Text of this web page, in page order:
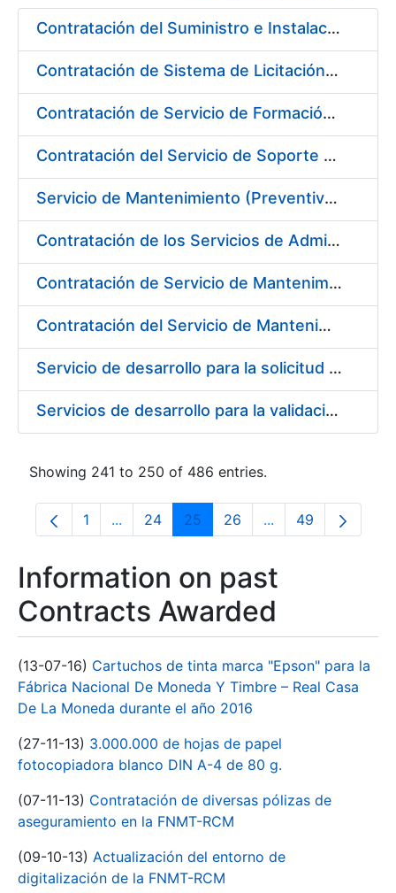
Show/Hide
Contratación del Suministro e Instalación de un Rebobinador de Banda de Papel
Contratación de Sistema de Licitación Electrónica en la Fábrica Nacional de Moneda y Timbre-Real Casa de la Moneda
Contratación de Servicio de Formación en Idiomas
Contratación del Servicio de Soporte y Mantenimiento de Aplicaciones de Control Industrial
Servicio de Mantenimiento (Preventivo, Correctivo y Legal) de los Aparatos Elevadores de la Fábrica Nacional de Moneda y Timbre-Real Casa de la Moneda en Madrid
Contratación de los Servicios de Administración, Soporte, Mantenimiento y Help Desk de la Infraestructura de la Fábrica Nacional de Moneda y Timbre-Real Casa de la Moneda
Contratación de Servicio de Mantenimiento de Equipamiento Oracle en CERES
Contratación del Servicio de Mantenimiento de SIEM de CERES
Servicio de desarrollo para la solicitud de expedición y revocación de la infraestructura de clave pública de emisión de certificados SSL
Servicios de desarrollo para la validación/aceptación y revocación de solicitudes de expedición de la infraestructura de clave pública de emisión de certificados SSL
Showing 241 to 250 of 486 entries.
Page
1 ...Intermediate Pages Use TAB to navigate.
Page
24 Page
25 Page
26 ...Intermediate
Page
49
Information on past
Contracts Awarded
(13-07-16) Cartuchos de tinta marca "Epson" para la
Fábrica Nacional De Moneda Y Timbre – Real Casa
De La Moneda durante el año 2016
(27-11-13) 3.000.000 de hojas de papel
fotocopiadora blanco DIN A-4 de 80 g.
(07-11-13) Contratación de diversas pólizas de
aseguramiento en la FNMT-RCM
(09-10-13) Actualización del entorno de
digitalización de la FNMT-RCM